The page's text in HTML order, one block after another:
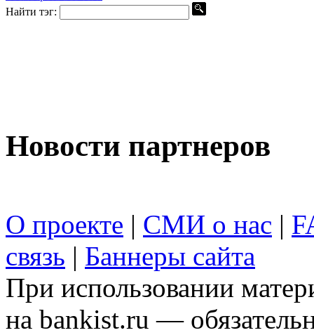
Найти тэг:
Новости партнеров
О проекте | СМИ о нас |
связь | Баннеры сайта
При использовании
на bankist.ru —